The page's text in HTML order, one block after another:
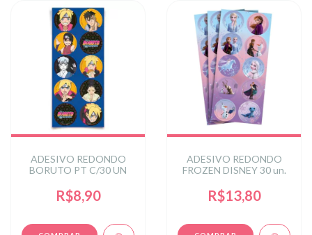
ADESIVO REDONDO
BORUTO PT C/30 UN
R$8,90
ADESIVO REDONDO
FROZEN DISNEY 30 un.
R$13,80